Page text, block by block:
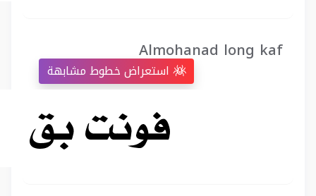
Almohanad long kaf